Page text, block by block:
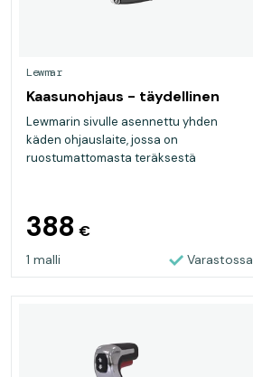
Lewmar
Kaasunohjaus - täydellinen
Lewmarin sivulle asennettu yhden
käden ohjauslaite, jossa on
ruostumattomasta teräksestä
388€
1 malli Varastossa